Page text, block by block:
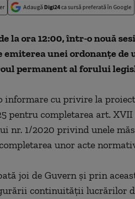
Adaugă Digi24ca sursă preferată în Google
la ora 12:00, într-o nouă
unei ordonanţe de
permanent al forului
informare cu privire la
pentru completarea art.
nr. 1/2020 privind unele
unor acte
joi de Guvern şi prin
continuităţii lucrărilor